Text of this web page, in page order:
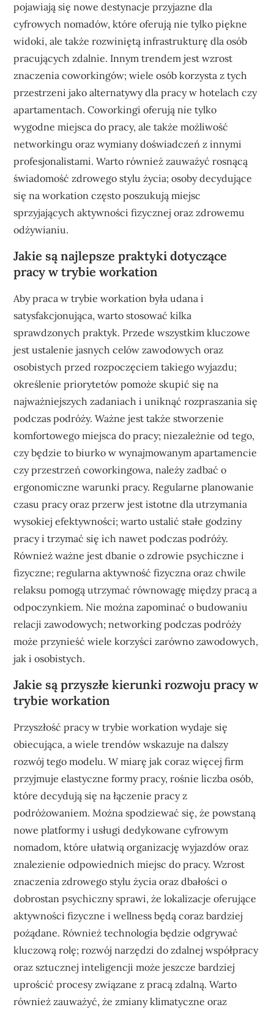
pojawiają się nowe destynacje przyjazne dla
cyfrowych nomadów, które oferują nie tylko piękne
widoki, ale także rozwiniętą infrastrukturę dla osób
pracujących zdalnie. Innym trendem jest wzrost
znaczenia coworkingów; wiele osób korzysta z tych
przestrzeni jako alternatywy dla pracy w hotelach czy
apartamentach. Coworkingi oferują nie tylko
wygodne miejsca do pracy, ale także możliwość
networkingu oraz wymiany doświadczeń z innymi
profesjonalistami. Warto również zauważyć rosnącą
świadomość zdrowego stylu życia; osoby decydujące
się na workation często poszukują miejsc
sprzyjających aktywności fizycznej oraz zdrowemu
odżywianiu.
Jakie są najlepsze praktyki dotyczące
pracy w trybie workation
Aby praca w trybie workation była udana i
satysfakcjonująca, warto stosować kilka
sprawdzonych praktyk. Przede wszystkim kluczowe
jest ustalenie jasnych celów zawodowych oraz
osobistych przed rozpoczęciem takiego wyjazdu;
określenie priorytetów pomoże skupić się na
najważniejszych zadaniach i uniknąć rozpraszania się
podczas podróży. Ważne jest także stworzenie
komfortowego miejsca do pracy; niezależnie od tego,
czy będzie to biurko w wynajmowanym apartamencie
czy przestrzeń coworkingowa, należy zadbać o
ergonomiczne warunki pracy. Regularne planowanie
czasu pracy oraz przerw jest istotne dla utrzymania
wysokiej efektywności; warto ustalić stałe godziny
pracy i trzymać się ich nawet podczas podróży.
Również ważne jest dbanie o zdrowie psychiczne i
fizyczne; regularna aktywność fizyczna oraz chwile
relaksu pomogą utrzymać równowagę między pracą a
odpoczynkiem. Nie można zapominać o budowaniu
relacji zawodowych; networking podczas podróży
może przynieść wiele korzyści zarówno zawodowych,
jak i osobistych.
Jakie są przyszłe kierunki rozwoju pracy w
trybie workation
Przyszłość pracy w trybie workation wydaje się
obiecująca, a wiele trendów wskazuje na dalszy
rozwój tego modelu. W miarę jak coraz więcej firm
przyjmuje elastyczne formy pracy, rośnie liczba osób,
które decydują się na łączenie pracy z
podróżowaniem. Można spodziewać się, że powstaną
nowe platformy i usługi dedykowane cyfrowym
nomadom, które ułatwią organizację wyjazdów oraz
znalezienie odpowiednich miejsc do pracy. Wzrost
znaczenia zdrowego stylu życia oraz dbałości o
dobrostan psychiczny sprawi, że lokalizacje oferujące
aktywności fizyczne i wellness będą coraz bardziej
pożądane. Również technologia będzie odgrywać
kluczową rolę; rozwój narzędzi do zdalnej współpracy
oraz sztucznej inteligencji może jeszcze bardziej
uprościć procesy związane z pracą zdalną. Warto
również zauważyć, że zmiany klimatyczne oraz